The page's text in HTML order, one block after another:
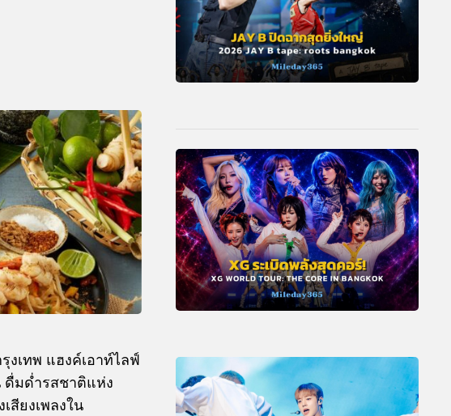
งเทพ แฮงค์เอาท์ไลฟ์
ดื่มด่ำรสชาติแห่ง
สียงเพลงใน